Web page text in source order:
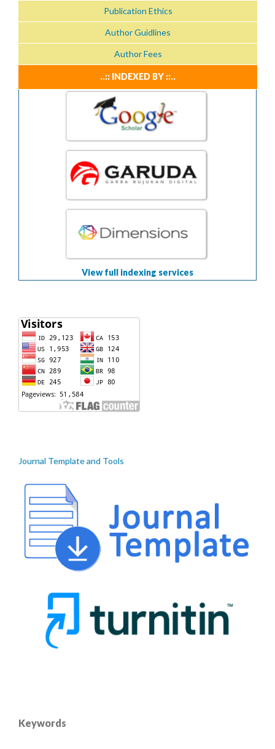
Publication Ethics
Author Guidlines
Author Fees
..:: INDEXED BY ::..
View full indexing services
Journal Template and Tools
Keywords